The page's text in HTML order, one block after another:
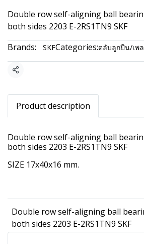
Double row self-aligning ball
both sides 2203 E-2RS1TN9 SKF
Brands:
SKFCategories:ตลับลูกปืน/เพ
Share
Product description
Double row self-aligning ball
both sides 2203 E-2RS1TN9 SKF
SIZE 17x40x16 mm.
Double row self-aligning ball
both sides 2203 E-2RS1TN9 SKF